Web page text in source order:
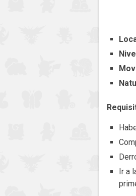
Ir a